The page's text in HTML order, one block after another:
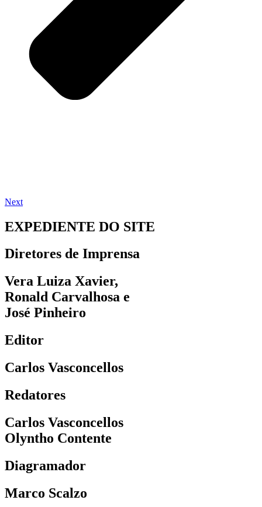
Next
EXPEDIENTE DO SITE
Diretores de Imprensa
Vera Luiza Xavier,
Ronald Carvalhosa e
José Pinheiro
Editor
Carlos Vasconcellos
Redatores
Carlos Vasconcellos
Olyntho Contente
Diagramador
Marco Scalzo